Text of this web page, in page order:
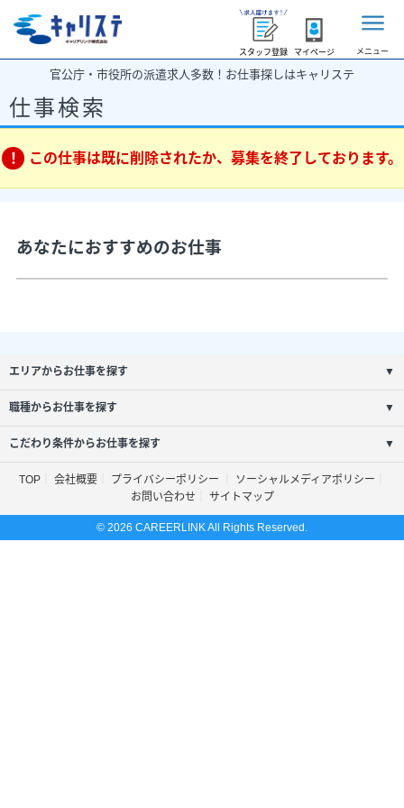
スタッフ登録 マイページ メニュー
官公庁・市役所の派遣求人多数！お仕事探しはキャリステ
仕事検索
この仕事は既に削除されたか、募集を終了しております。
あなたにおすすめのお仕事
エリアからお仕事を探す ▼
職種からお仕事を探す ▼
こだわり条件からお仕事を探す ▼
TOP 会社概要 プライバシーポリシー
ソーシャルメディアポリシー
お問い合わせ
サイトマップ
© 2026 CAREERLINK All Rights Reserved.